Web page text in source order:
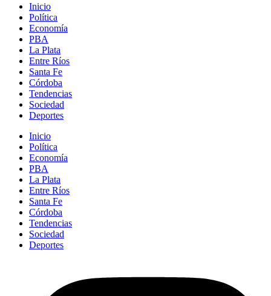
Inicio
Política
Economía
PBA
La Plata
Entre Ríos
Santa Fe
Córdoba
Tendencias
Sociedad
Deportes
Inicio
Política
Economía
PBA
La Plata
Entre Ríos
Santa Fe
Córdoba
Tendencias
Sociedad
Deportes